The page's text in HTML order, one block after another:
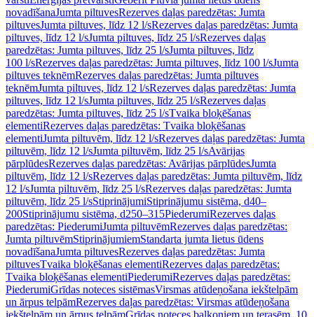
novadīšanaJumta piltuvesRezerves daļas paredzētas: Jumta
piltuvesJumta piltuves, līdz 12 l/sRezerves daļas paredzētas: Jumta
piltuves, līdz 12 l/sJumta piltuves, līdz 25 l/sRezerves daļas
paredzētas: Jumta piltuves, līdz 25 l/sJumta piltuves, līdz
100 l/sRezerves daļas paredzētas: Jumta piltuves, līdz 100 l/sJumta
piltuves teknēmRezerves daļas paredzētas: Jumta piltuves
teknēmJumta piltuves, līdz 12 l/sRezerves daļas paredzētas: Jumta
piltuves, līdz 12 l/sJumta piltuves, līdz 25 l/sRezerves daļas
paredzētas: Jumta piltuves, līdz 25 l/sTvaika bloķēšanas
elementiRezerves daļas paredzētas: Tvaika bloķēšanas
elementiJumta piltuvēm, līdz 12 l/sRezerves daļas paredzētas: Jumta
piltuvēm, līdz 12 l/sJumta piltuvēm, līdz 25 l/sAvārijas
pārplūdesRezerves daļas paredzētas: Avārijas pārplūdesJumta
piltuvēm, līdz 12 l/sRezerves daļas paredzētas: Jumta piltuvēm, līdz
12 l/sJumta piltuvēm, līdz 25 l/sRezerves daļas paredzētas: Jumta
piltuvēm, līdz 25 l/sStiprinājumiStiprinājumu sistēma, d40–
200Stiprinājumu sistēma, d250–315PiederumiRezerves daļas
paredzētas: PiederumiJumta piltuvēmRezerves daļas paredzētas:
Jumta piltuvēmStiprinājumiemStandarta jumta lietus ūdens
novadīšanaJumta piltuvesRezerves daļas paredzētas: Jumta
piltuvesTvaika bloķēšanas elementiRezerves daļas paredzētas:
Tvaika bloķēšanas elementiPiederumiRezerves daļas paredzētas:
PiederumiGrīdas noteces sistēmasVirsmas atūdeņošana iekštelpām
un ārpus telpāmRezerves daļas paredzētas: Virsmas atūdeņošana
iekštelpām un ārpus telpāmGrīdas noteces balkoniem un terasēm, 10